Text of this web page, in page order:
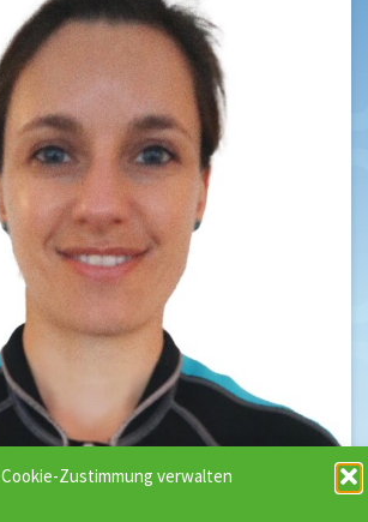
Cookie-Zustimmung verwalten